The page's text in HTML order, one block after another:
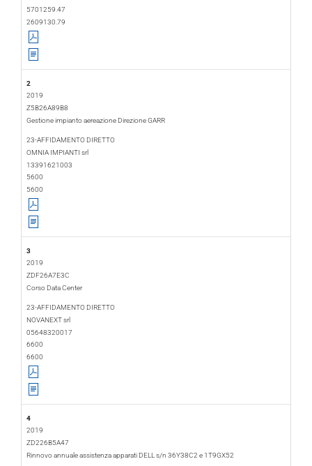
5701259.47
2609130.79
2
2019
Z5B26A89B8
Gestione impianto aereazione Direzione GARR
2019-04-24
23-AFFIDAMENTO DIRETTO
OMNIA IMPIANTI srl
13391621003
5600
5600
3
2019
ZDF26A7E3C
Corso Data Center
2019-01-29
23-AFFIDAMENTO DIRETTO
NOVANEXT srl
05648320017
6600
6600
4
2019
ZD226B5A47
Rinnovo annuale assistenza apparati DELL s/n 36Y38C2 e 1T9GX52